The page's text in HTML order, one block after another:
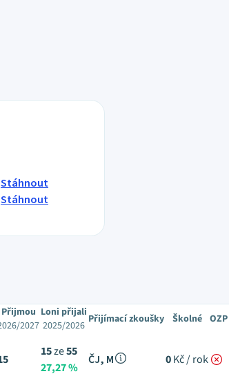
Stáhnout
Stáhnout
Přijmou
2027
Loni přijali
2025/2026 Přijímací zkoušky Školné OZP
15ze55
27,27 %
ČJ, M 0Kč / rok